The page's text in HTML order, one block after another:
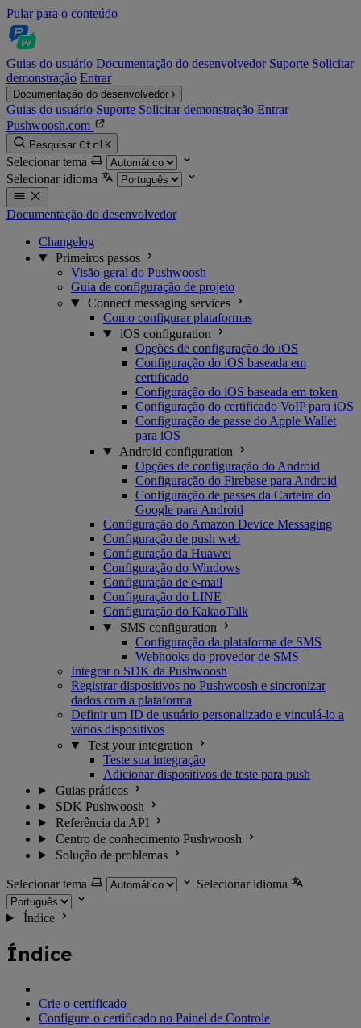
Pular para o conteúdo
Guias do usuário Documentação do desenvolvedor Suporte Solicitar
demonstração Entrar
Documentação do desenvolvedor
Guias do usuário Suporte Solicitar demonstração Entrar
Pushwoosh.com
Pesquisar CtrlK
Selecionar tema
Selecionar idioma
Documentação do desenvolvedor
Changelog
Primeiros passos
Visão geral do Pushwoosh
Guia de configuração de projeto
Connect messaging services
Como configurar plataformas
iOS configuration
Opções de configuração do iOS
Configuração do iOS baseada em
certificado
Configuração do iOS baseada em token
Configuração do certificado VoIP para iOS
Configuração de passe do Apple Wallet
para iOS
Android configuration
Opções de configuração do Android
Configuração do Firebase para Android
Configuração de passes da Carteira do
Google para Android
Configuração do Amazon Device Messaging
Configuração de push web
Configuração da Huawei
Configuração do Windows
Configuração de e-mail
Configuração do LINE
Configuração do KakaoTalk
SMS configuration
Configuração da plataforma de SMS
Webhooks do provedor de SMS
Integrar o SDK da Pushwoosh
Registrar dispositivos no Pushwoosh e sincronizar
dados com a plataforma
Definir um ID de usuário personalizado e vinculá-lo a
vários dispositivos
Test your integration
Teste sua integração
Adicionar dispositivos de teste para push
Guias práticos
SDK Pushwoosh
Referência da API
Centro de conhecimento Pushwoosh
Solução de problemas
Selecionar tema Selecionar idioma
Índice
Índice
Crie o certificado
Configure o certificado no Painel de Controle